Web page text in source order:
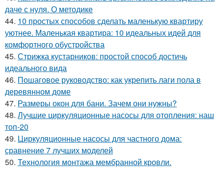
даче с нуля. О методике
44. 10 простых способов сделать маленькую квартиру
уютнее. Маленькая квартира: 10 идеальных идей для
комфортного обустройства
45. Стрижка кустарников: простой способ достичь
идеального вида
46. Пошаговое руководство: как укрепить лаги пола в
деревянном доме
47. Размеры окон для бани. Зачем они нужны?
48. Лучшие циркуляционные насосы для отопления: наш
топ-20
49. Циркуляционные насосы для частного дома:
сравнение 7 лучших моделей
50. Технология монтажа мембранной кровли.